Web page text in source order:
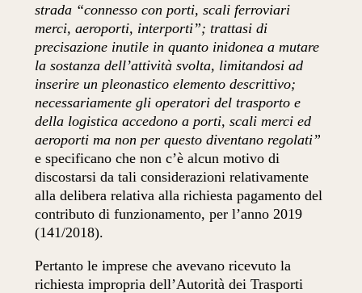
strada “connesso con porti, scali ferroviari
merci, aeroporti, interporti”; trattasi di
precisazione inutile in quanto inidonea a mutare
la sostanza dell’attività svolta, limitandosi ad
inserire un pleonastico elemento descrittivo;
necessariamente gli operatori del trasporto e
della logistica accedono a porti, scali merci ed
aeroporti ma non per questo diventano regolati”
e specificano che non c’è alcun motivo di
discostarsi da tali considerazioni relativamente
alla delibera relativa alla richiesta pagamento del
contributo di funzionamento, per l’anno 2019
(141/2018).
Pertanto le imprese che avevano ricevuto la
richiesta impropria dell’Autorità dei Trasporti